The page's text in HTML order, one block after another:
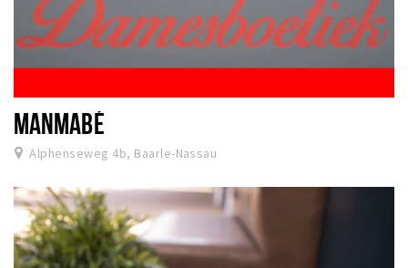
MANMABÉ
Alphenseweg 4b, Baarle-Nassau